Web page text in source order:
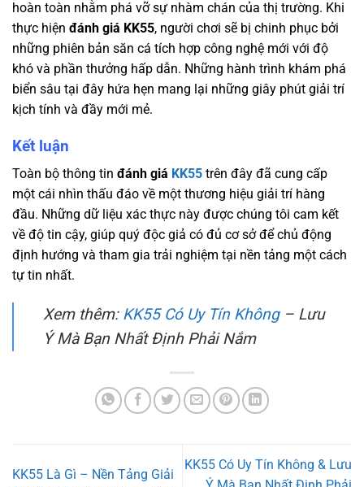
hoàn toàn nhằm phá vỡ sự nhàm chán của thị trường. Khi
thực hiện đánh giá KK55, người chơi sẽ bị chinh phục bởi
những phiên bản săn cá tích hợp công nghệ mới với độ
khó và phần thưởng hấp dẫn. Những hành trình khám phá
biển sâu tại đây hứa hẹn mang lại những giây phút giải trí
kịch tính và đầy mới mẻ.
Kết luận
Toàn bộ thông tin đánh giá KK55 trên đây đã cung cấp
một cái nhìn thấu đáo về một thương hiệu giải trí hàng
đầu. Những dữ liệu xác thực này được chúng tôi cam kết
về độ tin cậy, giúp quý độc giả có đủ cơ sở để chủ động
định hướng và tham gia trải nghiệm tại nền tảng một cách
tự tin nhất.
Xem thêm: KK55 Có Uy Tín Không– Lưu
Ý Mà Bạn Nhất Định Phải Nắm
KK55 Là Gì – Nền Tảng Giải
KK55 Có Uy Tín Không & Lưu